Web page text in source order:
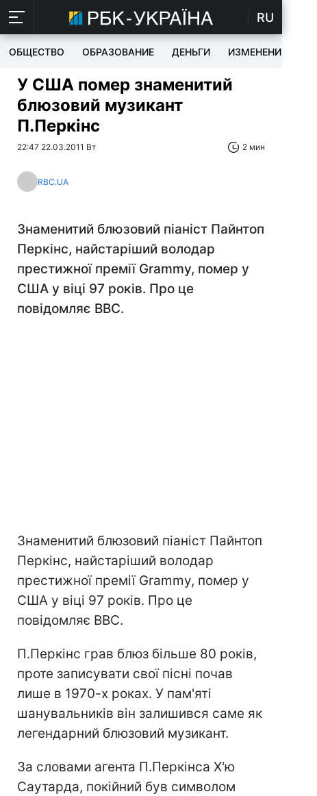
RU
ОБЩЕСТВО ОБРАЗОВАНИЕ ДЕНЬГИ ИЗМЕНЕНИЯ
У США помер знаменитий
блюзовий музикант
П.Перкінс
22:47 22.03.2011 Вт 2 мин
RBC.UA
Знаменитий блюзовий піаніст Пайнтоп
Перкінс, найстаріший володар
престижної премії Grammy, помер у
США у віці 97 років. Про це
повідомляє BBC.
Знаменитий блюзовий піаніст Пайнтоп
Перкінс, найстаріший володар
престижної премії Grammy, помер у
США у віці 97 років. Про це
повідомляє BBC.
П.Перкінс грав блюз більше 80 років,
проте записувати свої пісні почав
лише в 1970-х роках. У пам'яті
шанувальників він залишився саме як
легендарний блюзовий музикант.
За словами агента П.Перкінса Х'ю
Саутарда, покійний був символом